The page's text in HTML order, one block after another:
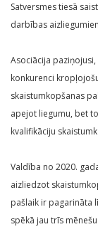
Satversmes tiesā
darbības
Asociācija
konkurenci
skaistumkopšanas
apejot liegumu, bet
kvalifikāciju
Valdība no 2020.
aizliedzot
pašlaik ir pagarināta
spēkā jau trīs